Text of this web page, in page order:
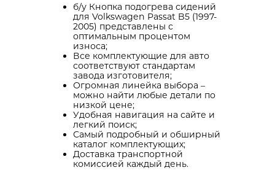
б/у Кнопка подогрева сидений
для Volkswagen Passat B5 (1997-
2005) представлены с
оптимальным процентом
износа;
Все комплектующие для авто
соответствуют стандартам
завода изготовителя;
Огромная линейка выбора –
можно найти любые детали по
низкой цене;
Удобная навигация на сайте и
легкий поиск;
Самый подробный и обширный
каталог комплектующих;
Доставка транспортной
комиссией каждый день.